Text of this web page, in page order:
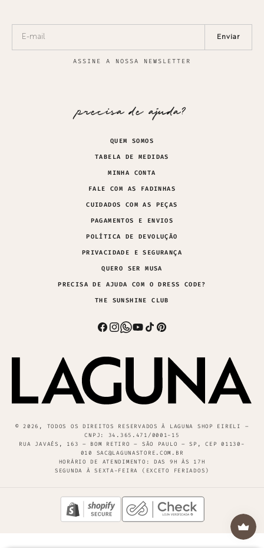
Enviar
ASSINE A NOSSA NEWSLETTER
precisa de ajuda?
QUEM SOMOS
TABELA DE MEDIDAS
MINHA CONTA
FALE COM AS FADINHAS
CUIDADOS COM AS PEÇAS
PAGAMENTOS E ENVIOS
POLÍTICA DE DEVOLUÇÃO
PRIVACIDADE E SEGURANÇA
QUERO SER MUSA
PRECISA DE AJUDA COM O DRESS CODE?
THE SUNSHINE CLUB
Facebook
Instagram
Whatsapp
YouTube
TikTok
© 2026, TODOS OS DIREITOS RESERVADOS À LAGUNA SHOP EIRELI –
CNPJ: 34.365.471/0001-15
RUA JAVAÉS, 163 – BOM RETIRO – SÃO PAULO – SP, CEP 01130-
010 SAC@LAGUNASTORE.COM.BR
HORÁRIO DE ATENDIMENTO: DAS 9H ÀS 17H
SEGUNDA À SEXTA-FEIRA (EXCETO FERIADOS)